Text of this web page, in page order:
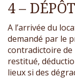
4 –
A l’arrivée du
demandé par le
contradictoire de
restitué,
lieux si des